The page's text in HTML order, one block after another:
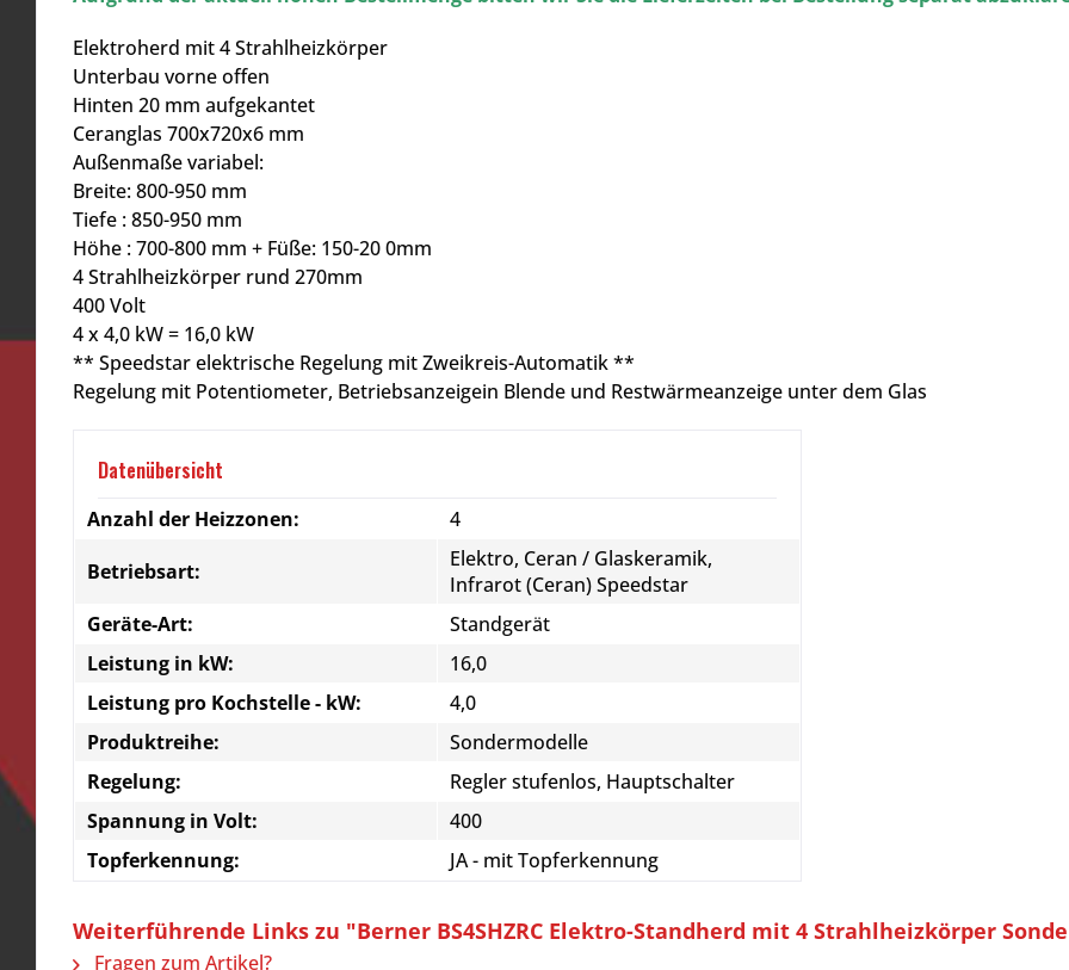
Elektroherd mit 4 Strahlheizkörper
Unterbau vorne offen
Hinten 20 mm aufgekantet
Ceranglas 700x720x6 mm
Außenmaße variabel:
Breite: 800-950 mm
Tiefe : 850-950 mm
Höhe : 700-800 mm + Füße: 150-20 0mm
4 Strahlheizkörper rund 270mm
400 Volt
4 x 4,0 kW = 16,0 kW
** Speedstar elektrische Regelung mit Zweikreis-Automatik **
Regelung mit Potentiometer, Betriebsanzeigein Blende und Restwärmeanzeige unter dem Glas
Datenübersicht
Anzahl der Heizzonen:
4
Betriebsart:
Elektro, Ceran / Glaskeramik,
Infrarot (Ceran) Speedstar
Geräte-Art:
Standgerät
Leistung in kW:
16,0
Leistung pro Kochstelle - kW:
4,0
Produktreihe:
Sondermodelle
Regelung:
Regler stufenlos, Hauptschalter
Spannung in Volt:
400
Topferkennung:
JA - mit Topferkennung
Weiterführende Links zu "Berner BS4SHZRC Elektro-Standherd mit 4 Strahlheizkörper
Fragen zum Artikel?